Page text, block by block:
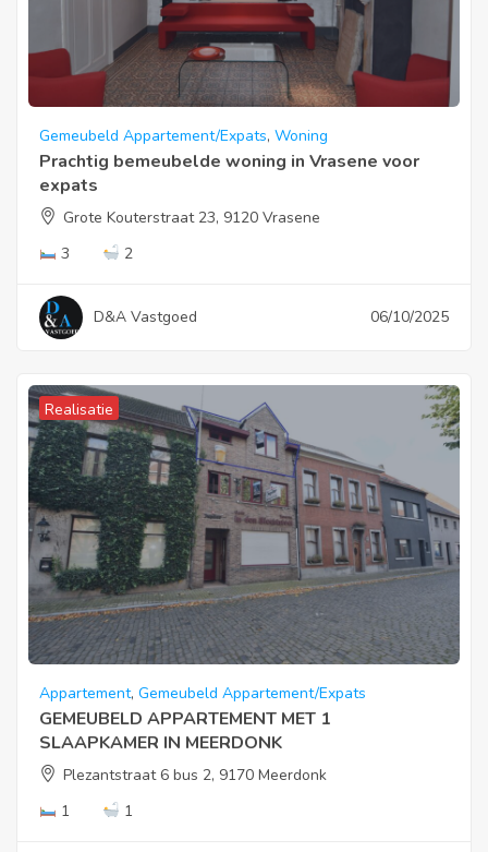
Gemeubeld Appartement/Expats, Woning
Prachtig bemeubelde woning in Vrasene voor
expats
Grote Kouterstraat 23, 9120 Vrasene
3
2
D&A Vastgoed 06/10/2025
Realisatie
Appartement, Gemeubeld Appartement/Expats
GEMEUBELD APPARTEMENT MET 1
SLAAPKAMER IN MEERDONK
Plezantstraat 6 bus 2, 9170 Meerdonk
1
1